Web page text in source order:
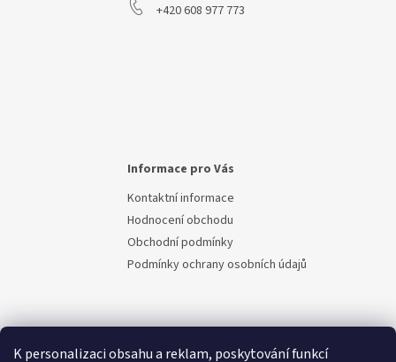
K personalizaci obsahu a reklam, poskytování funkcí
+420 608 977 773
Informace pro Vás
Kontaktní informace
Hodnocení obchodu
Obchodní podmínky
Podmínky ochrany osobních údajů